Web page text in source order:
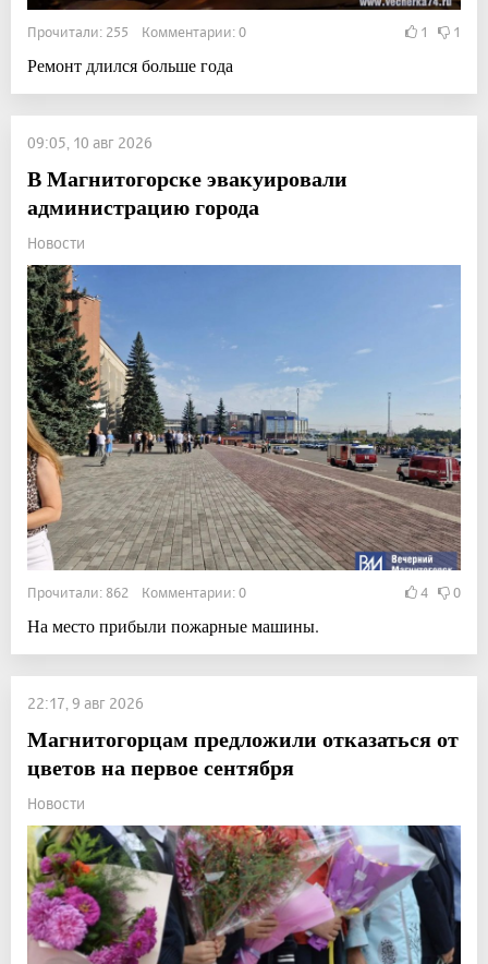
Прочитали: 255 Комментарии: 0 1 1
Ремонт длился больше года
09:05, 10 авг 2026
В Магнитогорске эвакуировали
администрацию города
Новости
Прочитали: 862 Комментарии: 0 4 0
На место прибыли пожарные машины.
22:17, 9 авг 2026
Магнитогорцам предложили отказаться от
цветов на первое сентября
Новости